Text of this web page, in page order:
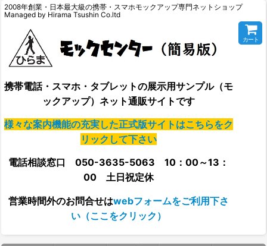
2008年創業・日本最大級の携帯・スマホモックアップ専門ネットショップ
Managed by Hirama Tsushin Co.ltd
携帯電話・スマホ・タブレットの展示用サンプル（モ
ックアップ）ネット通販サイトです
様々な案内機能の充実した正式版サイトはこちらをク
リックして下さい
電話相談窓口 050-3635-5063 10：00～13：
00 土日祝定休
営業時間外のお問合せはwebフォームをご利用下さ
い（ここをクリック）
カート